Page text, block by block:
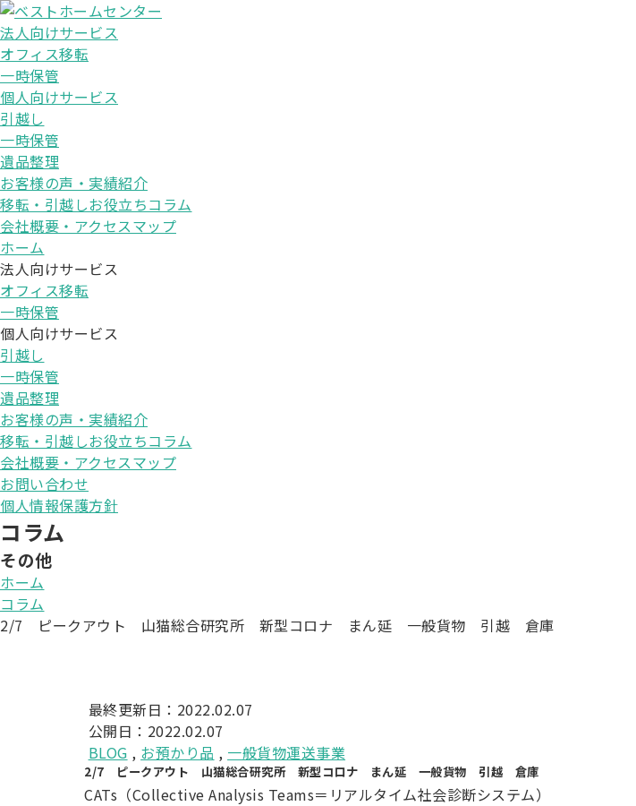
法人向けサービス
オフィス移転
一時保管
個人向けサービス
引越し
一時保管
遺品整理
お客様の声・実績紹介
移転・引越しお役立ちコラム
会社概要・アクセスマップ
ホーム
法人向けサービス
オフィス移転
一時保管
個人向けサービス
引越し
一時保管
遺品整理
お客様の声・実績紹介
移転・引越しお役立ちコラム
会社概要・アクセスマップ
お問い合わせ
個人情報保護方針
コラム
その他
ホーム
コラム
2/7 ピークアウト 山猫総合研究所 新型コロナ まん延 一般貨物 引越 倉庫
最終更新日：2022.02.07
公開日：2022.02.07
BLOG , お預かり品 , 一般貨物運送事業
2/7 ピークアウト 山猫総合研究所 新型コロナ まん延 一般貨物 引越 倉庫
CATs（Collective Analysis Teams＝リアルタイム社会診断システム）